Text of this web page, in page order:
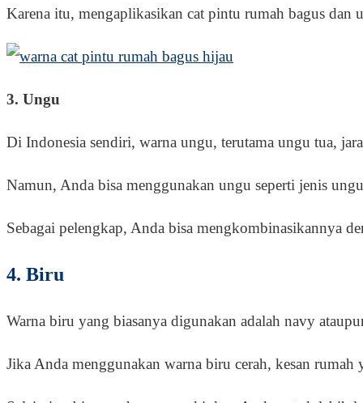
Karena itu, mengaplikasikan cat pintu rumah bagus dan
3. Ungu
Di Indonesia sendiri, warna ungu, terutama ungu tua,
Namun, Anda bisa menggunakan ungu seperti jenis
Sebagai pelengkap, Anda bisa mengkombinasikannya
4. Biru
Warna biru yang biasanya digunakan adalah navy
Jika Anda menggunakan warna biru cerah, kesan rumah